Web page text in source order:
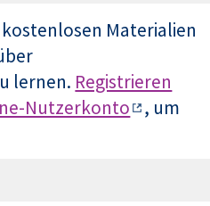
Materialien
lernen. Registrieren
Nutzerkonto
, um